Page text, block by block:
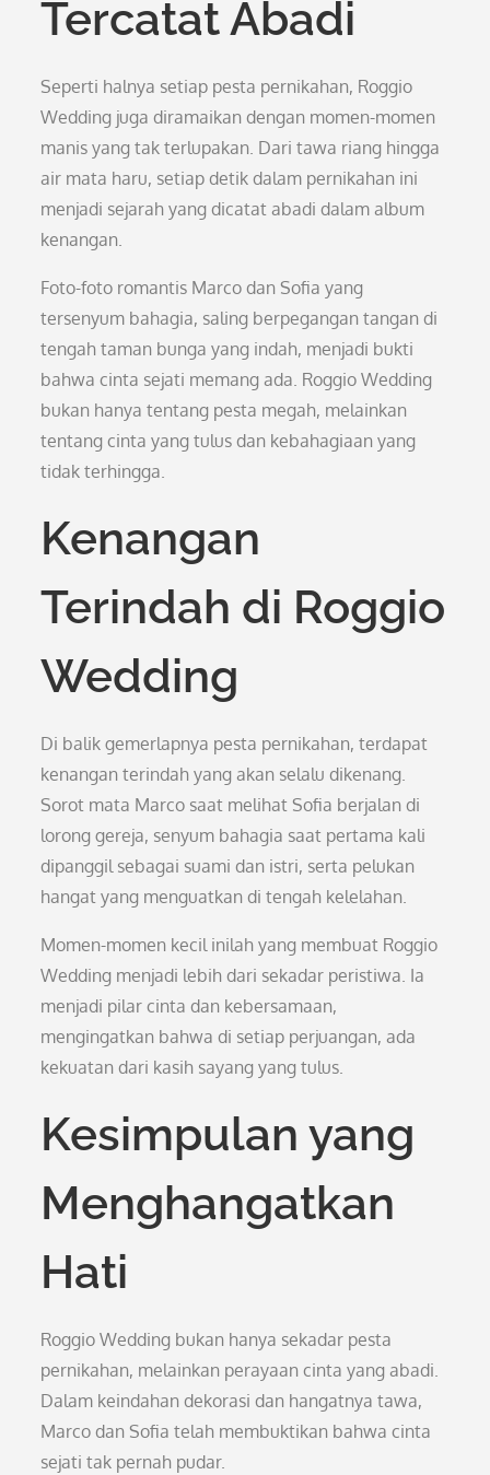
Tercatat Abadi
Seperti halnya setiap pesta pernikahan, Roggio
Wedding juga diramaikan dengan momen-momen
manis yang tak terlupakan. Dari tawa riang hingga
air mata haru, setiap detik dalam pernikahan ini
menjadi sejarah yang dicatat abadi dalam album
kenangan.
Foto-foto romantis Marco dan Sofia yang
tersenyum bahagia, saling berpegangan tangan di
tengah taman bunga yang indah, menjadi bukti
bahwa cinta sejati memang ada. Roggio Wedding
bukan hanya tentang pesta megah, melainkan
tentang cinta yang tulus dan kebahagiaan yang
tidak terhingga.
Kenangan
Terindah di Roggio
Wedding
Di balik gemerlapnya pesta pernikahan, terdapat
kenangan terindah yang akan selalu dikenang.
Sorot mata Marco saat melihat Sofia berjalan di
lorong gereja, senyum bahagia saat pertama kali
dipanggil sebagai suami dan istri, serta pelukan
hangat yang menguatkan di tengah kelelahan.
Momen-momen kecil inilah yang membuat Roggio
Wedding menjadi lebih dari sekadar peristiwa. Ia
menjadi pilar cinta dan kebersamaan,
mengingatkan bahwa di setiap perjuangan, ada
kekuatan dari kasih sayang yang tulus.
Kesimpulan yang
Menghangatkan
Hati
Roggio Wedding bukan hanya sekadar pesta
pernikahan, melainkan perayaan cinta yang abadi.
Dalam keindahan dekorasi dan hangatnya tawa,
Marco dan Sofia telah membuktikan bahwa cinta
sejati tak pernah pudar.